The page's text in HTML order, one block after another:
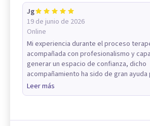
Jg
19 de junio de 2026
Online
Mi experiencia durante el proceso
acompañada con profesionalismo y
generar un espacio de confianza, dicho
acompañamiento ha sido de gran ayuda
Leer más